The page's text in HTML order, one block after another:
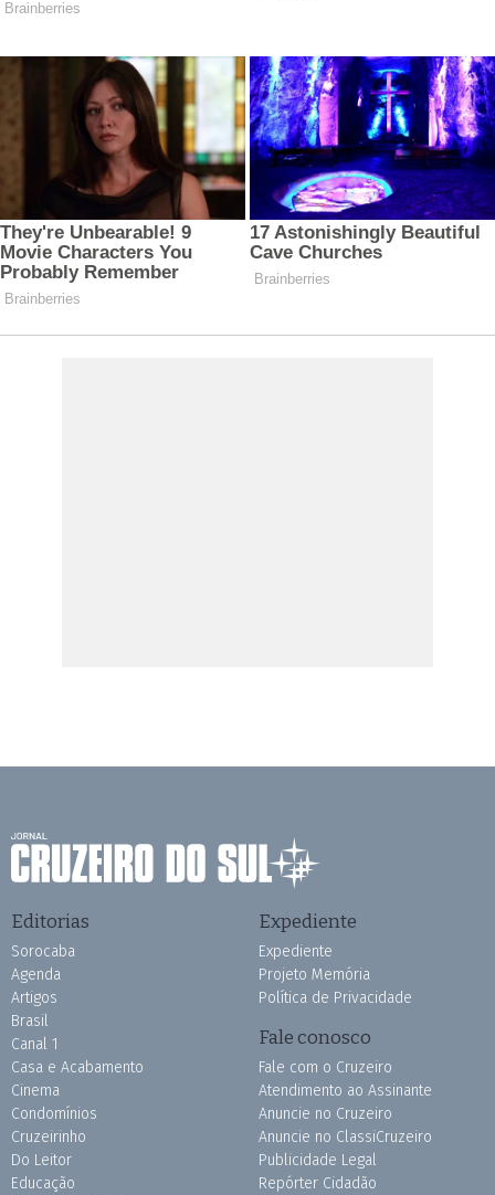
Editorias
Sorocaba
Agenda
Artigos
Brasil
Canal 1
Casa e Acabamento
Cinema
Condomínios
Cruzeirinho
Do Leitor
Educação
Expediente
Expediente
Projeto Memória
Política de Privacidade
Fale conosco
Fale com o Cruzeiro
Atendimento ao Assinante
Anuncie no Cruzeiro
Anuncie no ClassiCruzeiro
Publicidade Legal
Repórter Cidadão